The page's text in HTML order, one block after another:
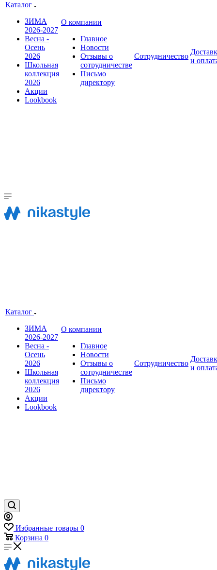
Каталог
ЗИМА
2026-2027
Весна -
Осень
2026
Школьная
коллекция
2026
Акции
Lookbook
О компании
Главное
Новости
Отзывы о
сотрудничестве
Письмо
директору
Сотрудничество
и
Каталог
ЗИМА
2026-2027
Весна -
Осень
2026
Школьная
коллекция
2026
Акции
Lookbook
О компании
Главное
Новости
Отзывы о
сотрудничестве
Письмо
директору
Сотрудничество
и
Избранные товары 0
Корзина 0